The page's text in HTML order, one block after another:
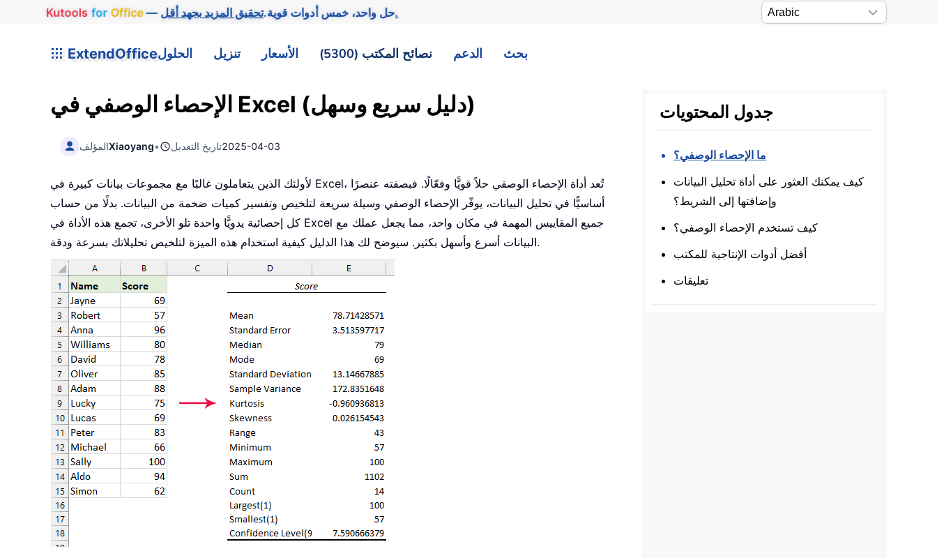
Kutools for Office — حل واحد، خمس أدوات قوية.تحقيق المزيد بجهد أقل.
ExtendOfficeالحلول تنزيل الأسعار نصائح المكتب (5300) الدعم بحث
الإحصاء الوصفي في Excel (دليل سريع وسهل)
المؤلفXiaoyang• تاريخ التعديل2025-04-03
لأولئك الذين يتعاملون غالبًا مع مجموعات بيانات كبيرة في Excel، تُعد أداة الإحصاء الوصفي حلاً قويًّا وفعّالًا. فبصفته عنصرًا
أساسيًّا في تحليل البيانات، يوفّر الإحصاء الوصفي وسيلة سريعة لتلخيص وتفسير كميات ضخمة من البيانات. بدلًا من حساب
كل إحصائية يدويًّا واحدة تلو الأخرى، تجمع هذه الأداة في Excel جميع المقاييس المهمة في مكان واحد، مما يجعل عملك مع
البيانات أسرع وأسهل بكثير. سيوضح لك هذا الدليل كيفية استخدام هذه الميزة لتلخيص تحليلاتك بسرعة ودقة.
جدول المحتويات
ما الإحصاء الوصفي؟
كيف يمكنك العثور على أداة تحليل البيانات
وإضافتها إلى الشريط؟
كيف تستخدم الإحصاء الوصفي؟
أفضل أدوات الإنتاجية للمكتب
تعليقات